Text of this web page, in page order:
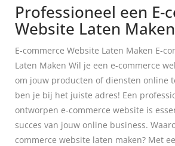
Professioneel een E-
Website Laten Maken
E-commerce Website Laten Maken E-
Laten Maken Wil je een e-commerce
om jouw producten of diensten online
ben je bij het juiste adres! Een
ontworpen e-commerce website is
succes van jouw online business.
commerce website laten maken? Met